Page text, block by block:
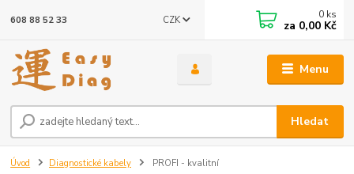
Menu
CZK
Hledat
608 88 52 33 0 ks
za 0,00 Kč
Úvod Diagnostické kabely PROFI - kvalitní